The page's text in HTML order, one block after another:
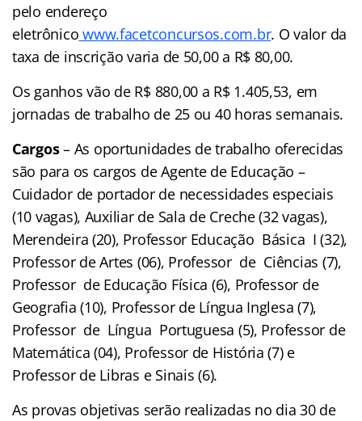
pelo endereço
eletrônico www.facetconcursos.com.br. O valor da
taxa de inscrição varia de 50,00 a R$ 80,00.
Os ganhos vão de R$ 880,00 a R$ 1.405,53, em
jornadas de trabalho de 25 ou 40 horas semanais.
Cargos– As oportunidades de trabalho oferecidas
são para os cargos de Agente de Educação –
Cuidador de portador de necessidades especiais
(10 vagas), Auxiliar de Sala de Creche (32 vagas),
Merendeira (20), Professor Educação Básica I (32),
Professor de Artes (06), Professor de Ciências (7),
Professor de Educação Física (6), Professor de
Geografia (10), Professor de Língua Inglesa (7),
Professor de Língua Portuguesa (5), Professor de
Matemática (04), Professor de História (7) e
Professor de Libras e Sinais (6).
As provas objetivas serão realizadas no dia 30 de